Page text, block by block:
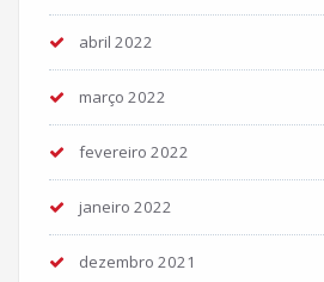
abril 2022
março 2022
fevereiro 2022
janeiro 2022
dezembro 2021